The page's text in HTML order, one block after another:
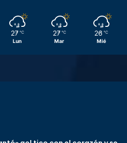
27 ℃
Lun
27 ℃
Mar
26 ℃
Mié